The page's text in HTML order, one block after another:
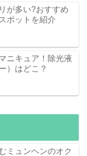
が多い?おすすめ
ポットを紹介
ニキュア！除光液
）はどこ？
ミュンヘンのオク